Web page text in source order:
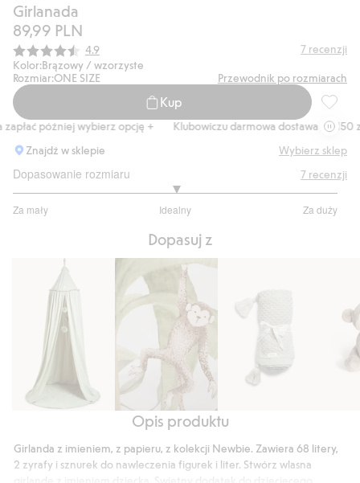
Girlanada
89,99 PLN
Średnia ocena:
4.9 7 recenzji
Kolor:Brązowy / wzorzyste
Rozmiar:ONE SIZE Przewodnik po rozmiarach
Kup
później wybierz opcję +
Klubowiczu darmowa dostawa od 150 zł
Znajdź w sklepie
Wybierz sklep
Dopasowanie rozmiaru
Za mały Idealny Za duży
na
7 recenzji
Dopasuj z
zabawy,
Tapeta
Kocyk
dzianiny
Opis produktu
Girlanda z imieniem, z papieru, z kolekcji Newbie. Zawiera 68 litery,
2 zyrafy i sznurek do nawleczenia figurek i liter. Stwórz wlasna